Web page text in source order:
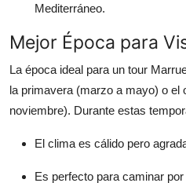
Mediterráneo.
Mejor Época para
La época ideal para un tour
la primavera (marzo a mayo) o el
noviembre). Durante estas
El clima es cálido pero
Es perfecto para caminar